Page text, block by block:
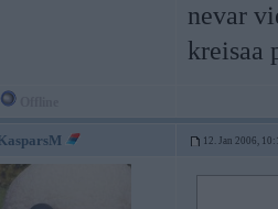
nevar
kreisaa
12. Jan 2006,